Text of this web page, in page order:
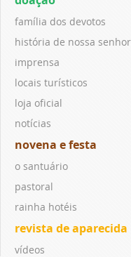
família dos devotos
história de nossa
imprensa
locais turísticos
loja oficial
notícias
novena e festa
o santuário
pastoral
rainha hotéis
revista de aparecida
vídeos